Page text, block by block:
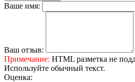
Ваше имя:
Ваш отзыв:
Примечание: HTML разметка не
Используйте обычный текст.
Оценка: